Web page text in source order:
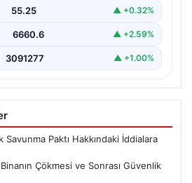
55.25 ▲ +0.32%
6660.6 ▲ +2.59%
3091277 ▲ +1.00%
Savunma Paktı Hakkındaki İddialara
Çökmesi ve Sonrası Güvenlik